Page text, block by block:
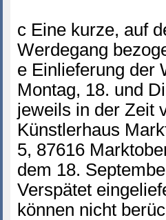
c Eine kurze, auf
Werdegang
e Einlieferung der
Montag, 18. und
jeweils in der Zeit
Künstlerhaus
5, 87616
dem 18.
Verspätet
können nicht